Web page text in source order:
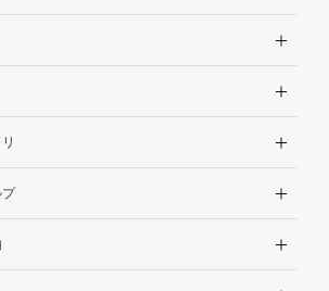
ト『ハナレポ』
『ムビレポ』